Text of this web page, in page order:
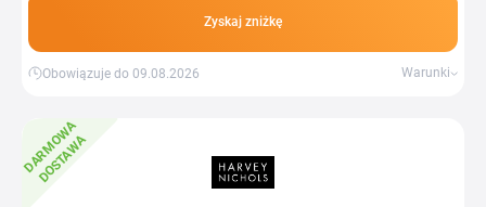
Zyskaj zniżkę
Obowiązuje do 09.08.2026 Warunki
D
A
R
M
O
W
A
D
O
S
T
A
W
A